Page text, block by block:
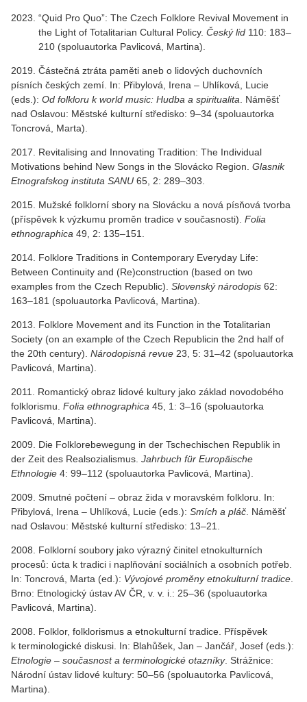
“Quid Pro Quo”: The Czech Folklore Revival Movement in
the Light of Totalitarian Cultural Policy. Český lid 110: 183–
210 (spoluautorka Pavlicová, Martina).
2019. Částečná ztráta paměti aneb o lidových duchovních
písních českých zemí. In: Přibylová, Irena – Uhlíková, Lucie
(eds.): Od folkloru k world music: Hudba a spiritualita . Náměšť
nad Oslavou: Městské kulturní středisko: 9–34 (spoluautorka
Toncrová, Marta).
2017. Revitalising and Innovating Tradition: The Individual
Motivations behind New Songs in the Slovácko Region. Glasnik
Etnografskog instituta SANU 65, 2: 289–303.
2015. Mužské folklorní sbory na Slovácku a nová písňová tvorba
(příspěvek k výzkumu proměn tradice v současnosti). Folia
ethnographica 49, 2: 135–151.
2014. Folklore Traditions in Contemporary Everyday Life:
Between Continuity and (Re)construction (based on two
examples from the Czech Republic). Slovenský národopis 62:
163–181 (spoluautorka Pavlicová, Martina).
2013. Folklore Movement and its Function in the Totalitarian
Society (on an example of the Czech Republicin the 2nd half of
the 20th century). Národopisná revue 23, 5: 31–42 (spoluautorka
Pavlicová, Martina).
2011. Romantický obraz lidové kultury jako základ novodobého
folklorismu. Folia ethnographica 45, 1: 3–16 (spoluautorka
Pavlicová, Martina).
2009. Die Folklorebewegung in der Tschechischen Republik in
der Zeit des Realsozialismus. Jahrbuch für Europäische
Ethnologie 4: 99–112 (spoluautorka Pavlicová, Martina).
2009. Smutné počtení – obraz žida v moravském folkloru. In:
Přibylová, Irena – Uhlíková, Lucie (eds.): Smích a pláč . Náměšť
nad Oslavou: Městské kulturní středisko: 13–21.
2008. Folklorní soubory jako výrazný činitel etnokulturních
procesů: úcta k tradici i naplňování sociálních a osobních potřeb.
In: Toncrová, Marta (ed.): Vývojové proměny etnokulturní tradice
Brno: Etnologický ústav AV ČR, v. v. i.: 25–36 (spoluautorka
Pavlicová, Martina).
2008. Folklor, folklorismus a etnokulturní tradice. Příspěvek
k terminologické diskusi. In: Blahůšek, Jan – Jančář, Josef (eds.):
Etnologie – současnost a terminologické otazníky. Strážnice:
Národní ústav lidové kultury: 50–56 (spoluautorka Pavlicová,
Martina).